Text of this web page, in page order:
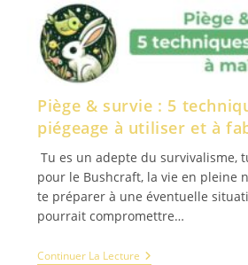
Piège & survie : 5
piégeage à utiliser et à
Tu es un adepte du survivalisme,
pour le Bushcraft, la vie en pleine
te préparer à une éventuelle
pourrait compromettre…
Continuer La Lecture